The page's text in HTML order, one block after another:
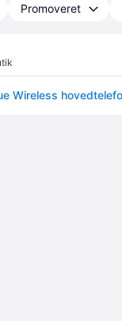
Promoveret